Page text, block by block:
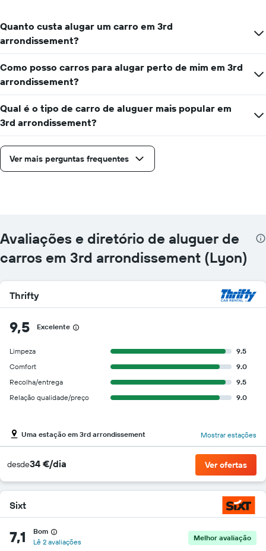
Quanto custa alugar um carro em 3rd
arrondissement?
Como posso carros para alugar perto de mim em 3rd
arrondissement?
Qual é o tipo de carro de aluguer mais popular em
3rd arrondissement?
Ver mais perguntas frequentes
Avaliações e diretório de aluguer de
carros em 3rd arrondissement (Lyon)
Thrifty
9,5 Excelente
Limpeza
9.5
Comfort
9.0
Recolha/entrega
9.5
Relação qualidade/preço
9.0
Uma estação em 3rd arrondissement Mostrar estações
desde34 €/dia Ver ofertas
Sixt
7,1
Bom
Lê 2 avaliações
Melhor avaliação